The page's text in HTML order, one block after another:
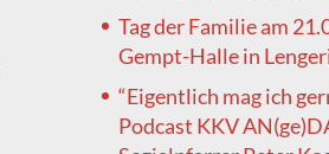
Tag der Fami­lie am
Gempt-Hal­le in
“Eigent­lich mag ich
Pod­cast KKV